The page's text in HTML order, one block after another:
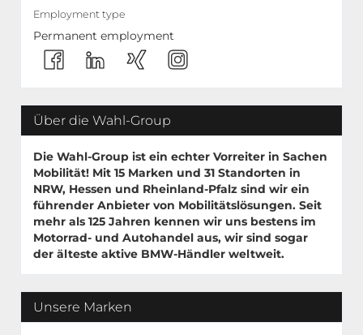
Employment type
Permanent employment
Über die Wahl-Group
Die Wahl-Group ist ein echter Vorreiter in Sachen
Mobilität! Mit 15 Marken und 31 Standorten in
NRW, Hessen und Rheinland-Pfalz sind wir ein
führender Anbieter von Mobilitätslösungen. Seit
mehr als 125 Jahren kennen wir uns bestens im
Motorrad- und Autohandel aus, wir sind sogar
der älteste aktive BMW-Händler weltweit.
Unsere Marken